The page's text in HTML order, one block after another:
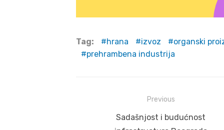
Tag: hrana izvoz organski
prehrambena industrija
navigation
Previous
PreviousSadašnjost i budućnost